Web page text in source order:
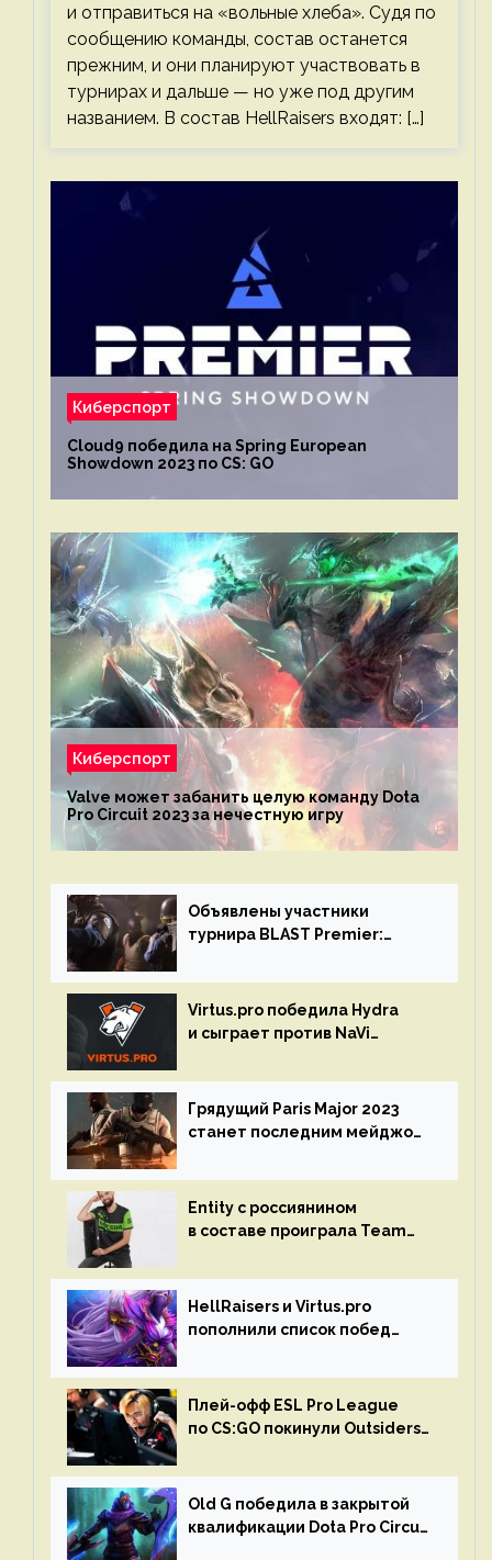
и отправиться на «вольные хлеба». Судя по
сообщению команды, состав останется
прежним, и они планируют участвовать в
турнирах и дальше — но уже под другим
названием. В состав HellRaisers входят: […]
Киберспорт
Cloud9 победила на Spring European
Showdown 2023 по CS: GO
Киберспорт
Valve может забанить целую команду Dota
Pro Circuit 2023 за нечестную игру
Объявлены участники
турнира BLAST Premier:
Virtus.pro победила Hydra
и сыграет против NaVi
Грядущий Paris Major 2023
станет последним мейджор-
Entity с россиянином
в составе проиграла Team
HellRaisers и Virtus.pro
пополнили список побед
Плей-офф ESL Pro League
по CS:GO покинули Outsiders
Old G победила в закрытой
квалификации Dota Pro Circuit